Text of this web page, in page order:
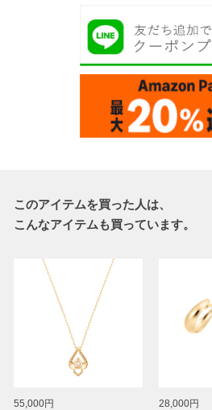
このアイテムを買った人は、
こんなアイテムも買っています。
55,000円 28,000円